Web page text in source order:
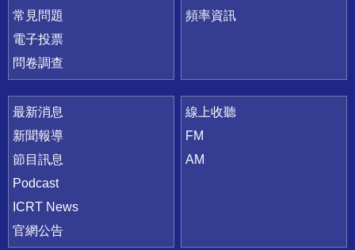
常見問題
電子投票
問卷調查
頻率資訊
最新消息
新聞報導
節目訊息
Podcast
ICRT News
官網公告
線上收聽
FM
AM